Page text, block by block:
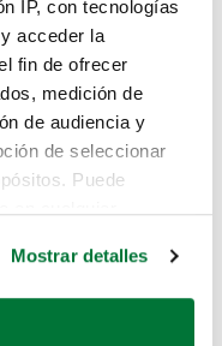
IP, con tecnologías
acceder la
fin de ofrecer
medición de
de audiencia y
de seleccionar
Puede
Mostrar detalles
como
aquí.
que estás